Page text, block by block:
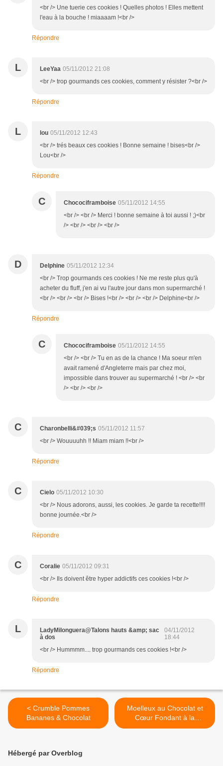
<br /> Une tuerie ces cookies ! Quelles photos ! Elles mettent
l'eau à la bouche ! miaaaam !<br />
Répondre
L LeeYaa 05/11/2012 21:08
<br /> trop gourmands ces cookies, comment y résister ?<br />
Répondre
L lou 05/11/2012 12:43
<br /> trés beaux ces cookies ! Bonne semaine ! bises<br />
Lou<br />
Répondre
C Chocociframboise 05/11/2012 14:55
<br /> <br /> Merci ! bonne semaine à toi aussi ! ;)<br
/> <br /> <br /> <br />
D Delphine 05/11/2012 12:34
<br /> Trop gourmands ces cookies ! Ne me reste plus qu'à
acheter du fluff, j'en ai vu l'autre jour dans mon supermarché !
<br /> <br /> <br /> Bises !<br /> <br /> <br /> Delphine<br />
Répondre
C Chocociframboise 05/11/2012 14:55
<br /> <br /> Tu en as de la chance ! Ma soeur m'en
avait ramené d'Angleterre mais par chez moi,
impossible dans trouver au supermarché ! <br /> <br
/> <br /> <br />
C Charonbelli&#039;s 05/11/2012 11:57
<br /> Wouuuuhh !! Miam miam !!<br />
Répondre
C Cielo 05/11/2012 10:30
<br /> Nous adorons, aussi, les cookies. Je garde ta recette!!!!
bonne journée.<br />
Répondre
C Coralie 05/11/2012 09:31
<br /> Ils doivent être hyper addictifs ces cookies !<br />
Répondre
L
LadyMilonguera@Talons hauts &amp; sac
à dos
04/11/2012
18:44
<br /> Hummmm.... trop gourmands ces cookies !<br />
Répondre
< Crumble Pommes
Bananes & Chocolat
Moelleux au Chocolat et
Cœur Fondant à la
Framboise >
Hébergé par Overblog